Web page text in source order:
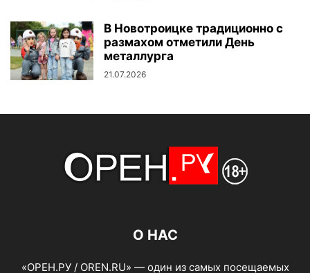
В Новотроицке традиционно с
размахом отметили День
металлурга
21.07.2026
О НАС
«ОРЕН.РУ / OREN.RU» — один из самых посещаемых